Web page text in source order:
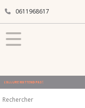
0611968617
L'ALLURE N'ATTEND PAS !